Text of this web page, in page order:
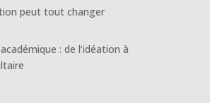
peut tout changer
: de l’idéation à